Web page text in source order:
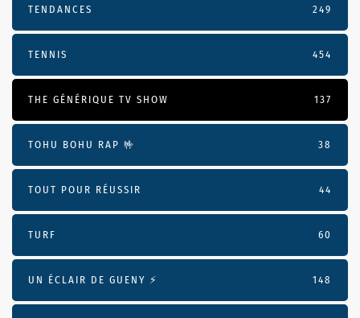
TENDANCES 249
TENNIS 454
THE GÉNÉRIQUE TV SHOW 137
TOHU BOHU RAP 🤟 38
TOUT POUR RÉUSSIR 44
TURF 60
UN ÉCLAIR DE GUENY ⚡️ 148